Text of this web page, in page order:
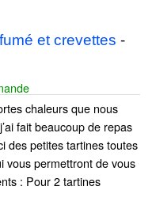
et crevettes -
chaleurs que nous
fait beaucoup de repas
des petites tartines toutes
vous permettront de vous
: Pour 2 tartines